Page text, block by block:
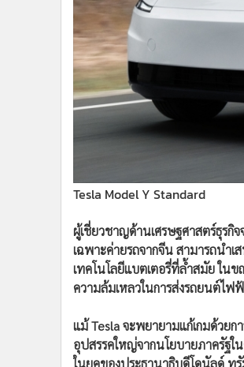
Tesla Model Y Standard
ผู้เชี่ยวชาญด้านเศรษฐศาสตร์ธุรกิ
เฉพาะค่ายรถจากจีน สามารถนำ
เทคโนโลยีแบตเตอรี่ที่ล้ำสมัย ใน
ความล้มเหลวในการส่งรถยนต์ไ
แม้ Tesla จะพยายามแก้เกมด้วย
อุปสรรคใหญ่จากนโยบายภาครัฐ
ในยุคของประธานาธิบดีโดนัลด์ ท